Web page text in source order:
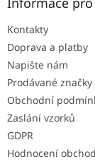
Kontakty
Doprava a platby
Napište nám
Prodávané značky
Obchodní
Zaslání vzorků
GDPR
Hodnocení